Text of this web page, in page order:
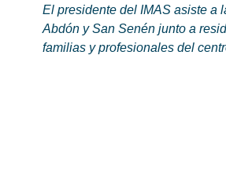
El presidente del IMAS asiste a
Abdón y San Senén junto a
familias y profesionales del